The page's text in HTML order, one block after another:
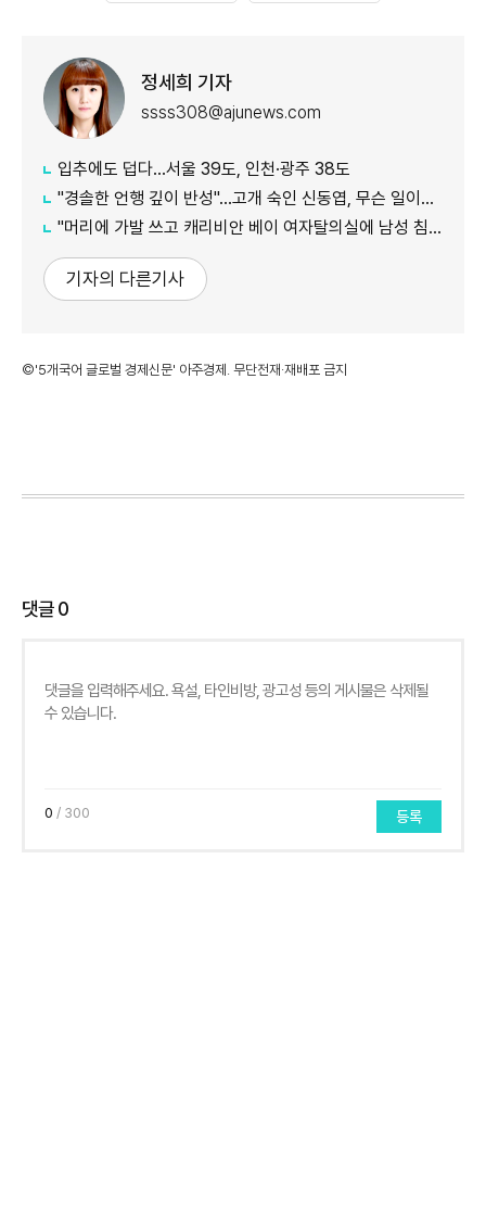
정세희 기자
ssss308@ajunews.com
입추에도 덥다…서울 39도, 인천·광주 38도
"경솔한 언행 깊이 반성"…고개 숙인 신동엽, 무슨 일이길래?
"머리에 가발 쓰고 캐리비안 베이 여자탈의실에 남성 침입"…경찰 추적 중
기자의 다른기사
©'5개국어 글로벌 경제신문' 아주경제. 무단전재·재배포 금지
댓글0
0 / 300 등록